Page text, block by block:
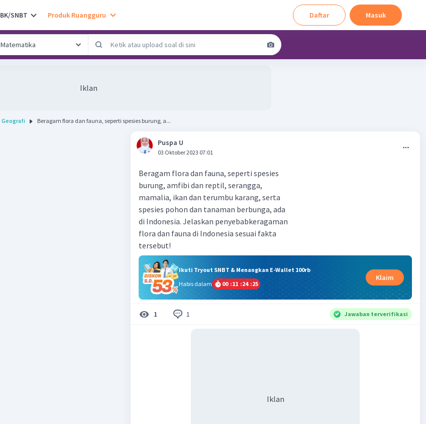
SNBT Produk Ruangguru Daftar Masuk
Iklan
Geografi Beragam flora dan fauna, seperti spesies burung, a...
Puspa U
03 Oktober 2023 07:01
Beragam flora dan fauna, seperti spesies
burung, amfibi dan reptil, serangga,
mamalia, ikan dan terumbu karang, serta
spesies pohon dan tanaman berbunga, ada
di Indonesia. Jelaskan penyebabkeragaman
flora dan fauna di Indonesia sesuai fakta
tersebut!
Ikuti Tryout SNBT & Menangkan E-Wallet 100rb
Habis dalam
00 :11 :24 :25
Klaim
1 1 Jawaban terverifikasi
Iklan